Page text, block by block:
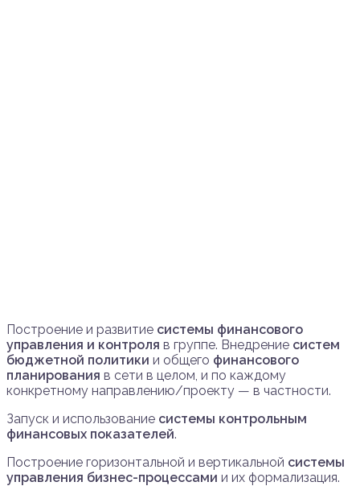
Построение и развитие системы финансового
управления и контроля в группе. Внедрение систем
бюджетной политики и общего финансового
планирования в сети в целом, и по каждому
конкретному направлению/проекту — в частности.
Запуск и использование системы контрольным
финансовых показателей.
Построение горизонтальной и вертикальной системы
управления бизнес-процессами и их формализация.